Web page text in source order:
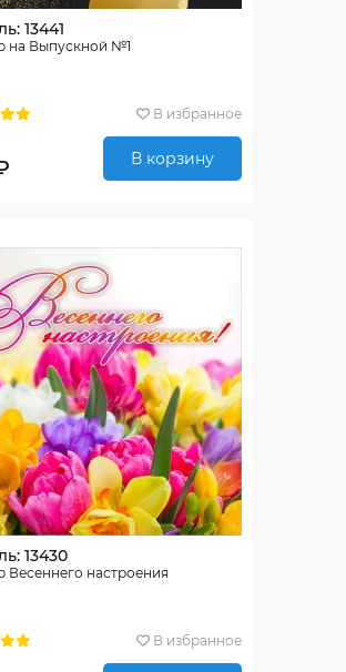
13441
на Выпускной №1
В избранное
В корзину
13430
Весеннего настроения
В избранное